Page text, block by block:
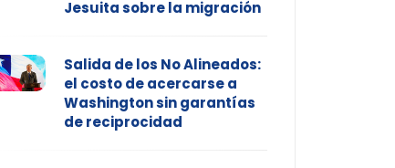
Jesuita sobre la migración
Salida de los No Alineados:
el costo de acercarse a
Washington sin garantías
de reciprocidad